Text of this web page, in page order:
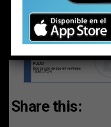
Share this: